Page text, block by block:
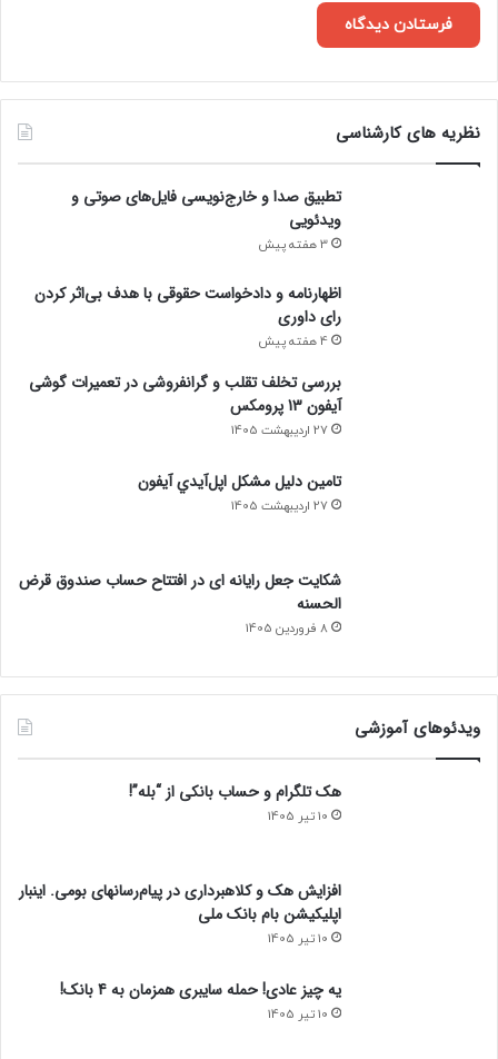
نظریه های کارشناسی
تطبیق صدا و خارج‌نویسی فایل‌های صوتی و
ویدئویی
3 هفته پیش
اظهارنامه و دادخواست حقوقی با هدف بی‌اثر کردن
رای داوری
4 هفته پیش
بررسی تخلف تقلب و گرانفروشی در تعمیرات گوشی
آیفون 13 پرومکس
27 اردیبهشت 1405
تامين دليل مشکل اپل‌آيدي آيفون
27 اردیبهشت 1405
شکایت جعل رایانه ای در افتتاح حساب صندوق قرض
الحسنه
8 فروردین 1405
هک تلگرام و حساب بانکی از “بله”!
10 تیر 1405